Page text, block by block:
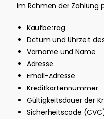
Im Rahmen der
Kaufbetrag
Datum und Uhrzeit
Vorname und Name
Adresse
Email-Adresse
Kreditkartennummer
Gültigkeitsdauer der
Sicherheitscode (CVC)